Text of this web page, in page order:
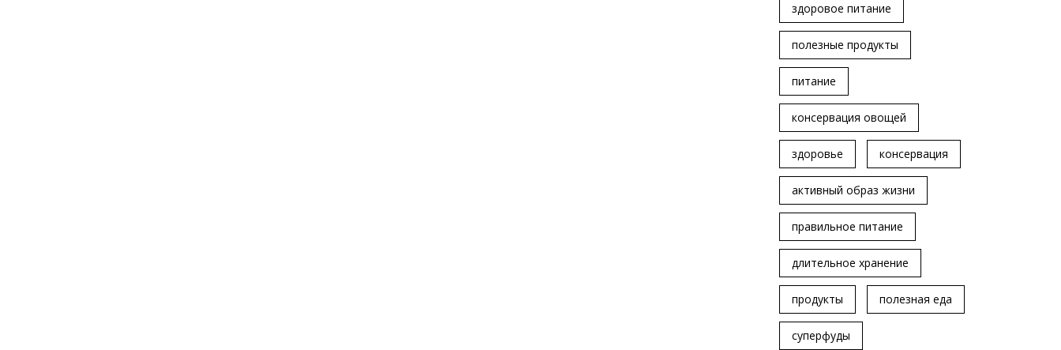
здоровое питание
полезные продукты
питание
консервация овощей
здоровье консервация
активный образ жизни
правильное питание
длительное хранение
продукты полезная еда
суперфуды